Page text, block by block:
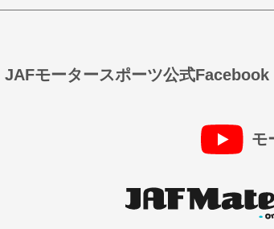
JAFモータースポーツ公式Facebook
モ